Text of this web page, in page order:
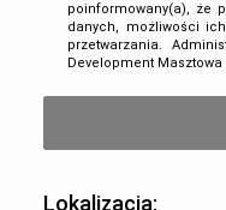
poinformowany(a), że
danych, możliwości
przetwarzania.
Development Masztowa
Lokalizacja: